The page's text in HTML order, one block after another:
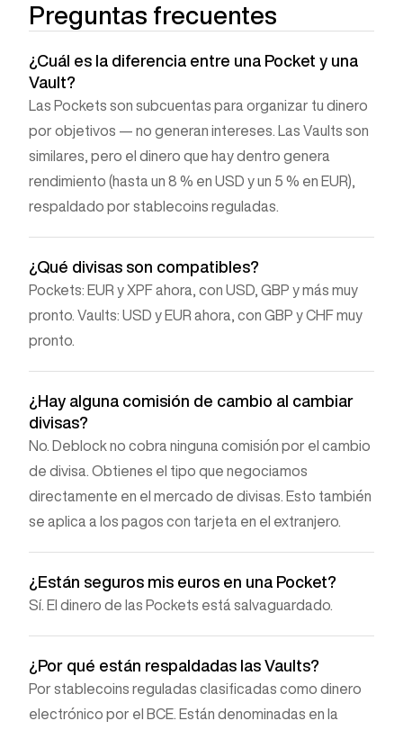
Preguntas frecuentes
¿Cuál es la diferencia entre una Pocket y una
Vault?
Las Pockets son subcuentas para organizar tu dinero
por objetivos — no generan intereses. Las Vaults son
similares, pero el dinero que hay dentro genera
rendimiento (hasta un 8 % en USD y un 5 % en EUR),
respaldado por stablecoins reguladas.
¿Qué divisas son compatibles?
Pockets: EUR y XPF ahora, con USD, GBP y más muy
pronto. Vaults: USD y EUR ahora, con GBP y CHF muy
pronto.
¿Hay alguna comisión de cambio al cambiar
divisas?
No. Deblock no cobra ninguna comisión por el cambio
de divisa. Obtienes el tipo que negociamos
directamente en el mercado de divisas. Esto también
se aplica a los pagos con tarjeta en el extranjero.
¿Están seguros mis euros en una Pocket?
Sí. El dinero de las Pockets está salvaguardado.
¿Por qué están respaldadas las Vaults?
Por stablecoins reguladas clasificadas como dinero
electrónico por el BCE. Están denominadas en la